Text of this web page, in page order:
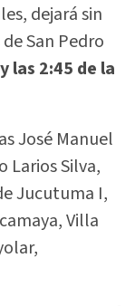
dejará sin
San Pedro
las 2:45 de la
José Manuel
Larios Silva,
Jucutuma I,
Villa